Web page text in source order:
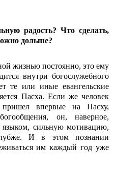
радость? Что сделать,
дольше?
жизнью постоянно, это ему
внутри богослужебного
те или иные евангельские
Пасха. Если же человек
впервые на Пасху,
он, наверное,
языком, сильную мотивацию,
И в этом познании
им каждый год уже